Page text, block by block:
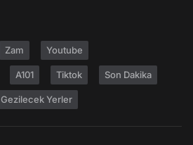
Zam Youtube
A101 Tiktok Son Dakika
Gezilecek Yerler